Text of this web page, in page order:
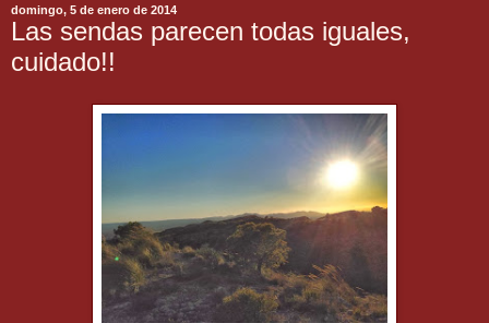
domingo, 5 de enero de 2014
Las sendas parecen todas iguales,
cuidado!!